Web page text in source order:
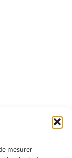
mesurer